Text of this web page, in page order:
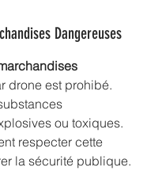
Dangereuses
drone est prohibé.
ou toxiques.
respecter cette
la sécurité publique.